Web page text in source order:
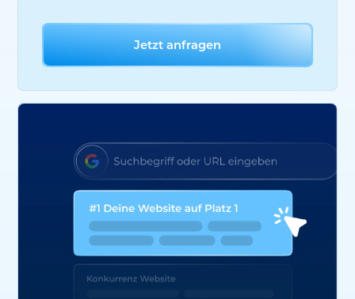
Jetzt anfragen